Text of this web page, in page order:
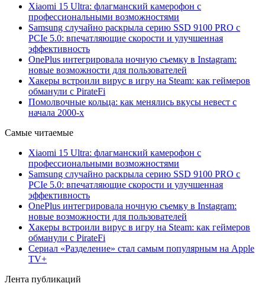
Xiaomi 15 Ultra: флагманский камерофон с
профессиональными возможностями
Samsung случайно раскрыла серию SSD 9100 PRO с
PCIe 5.0: впечатляющие скорости и улучшенная
эффективность
OnePlus интегрировала ночную съемку в Instagram:
новые возможности для пользователей
Хакеры встроили вирус в игру на Steam: как геймеров
обманули с PirateFi
Помолвочные кольца: как менялись вкусы невест с
начала 2000-х
Самые читаемые
Xiaomi 15 Ultra: флагманский камерофон с
профессиональными возможностями
Samsung случайно раскрыла серию SSD 9100 PRO с
PCIe 5.0: впечатляющие скорости и улучшенная
эффективность
OnePlus интегрировала ночную съемку в Instagram:
новые возможности для пользователей
Хакеры встроили вирус в игру на Steam: как геймеров
обманули с PirateFi
Сериал «Разделение» стал самым популярным на Apple
TV+
Лента публикаций